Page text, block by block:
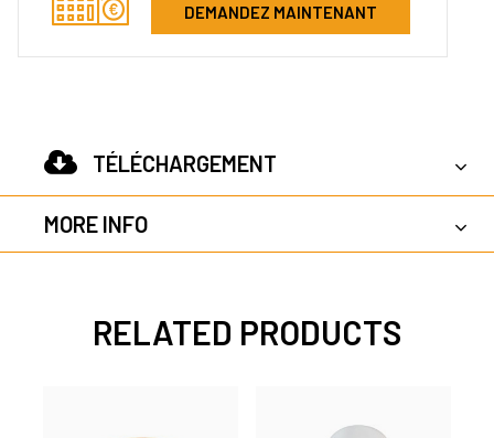
DEMANDEZ MAINTENANT
TÉLÉCHARGEMENT
MORE INFO
RELATED PRODUCTS